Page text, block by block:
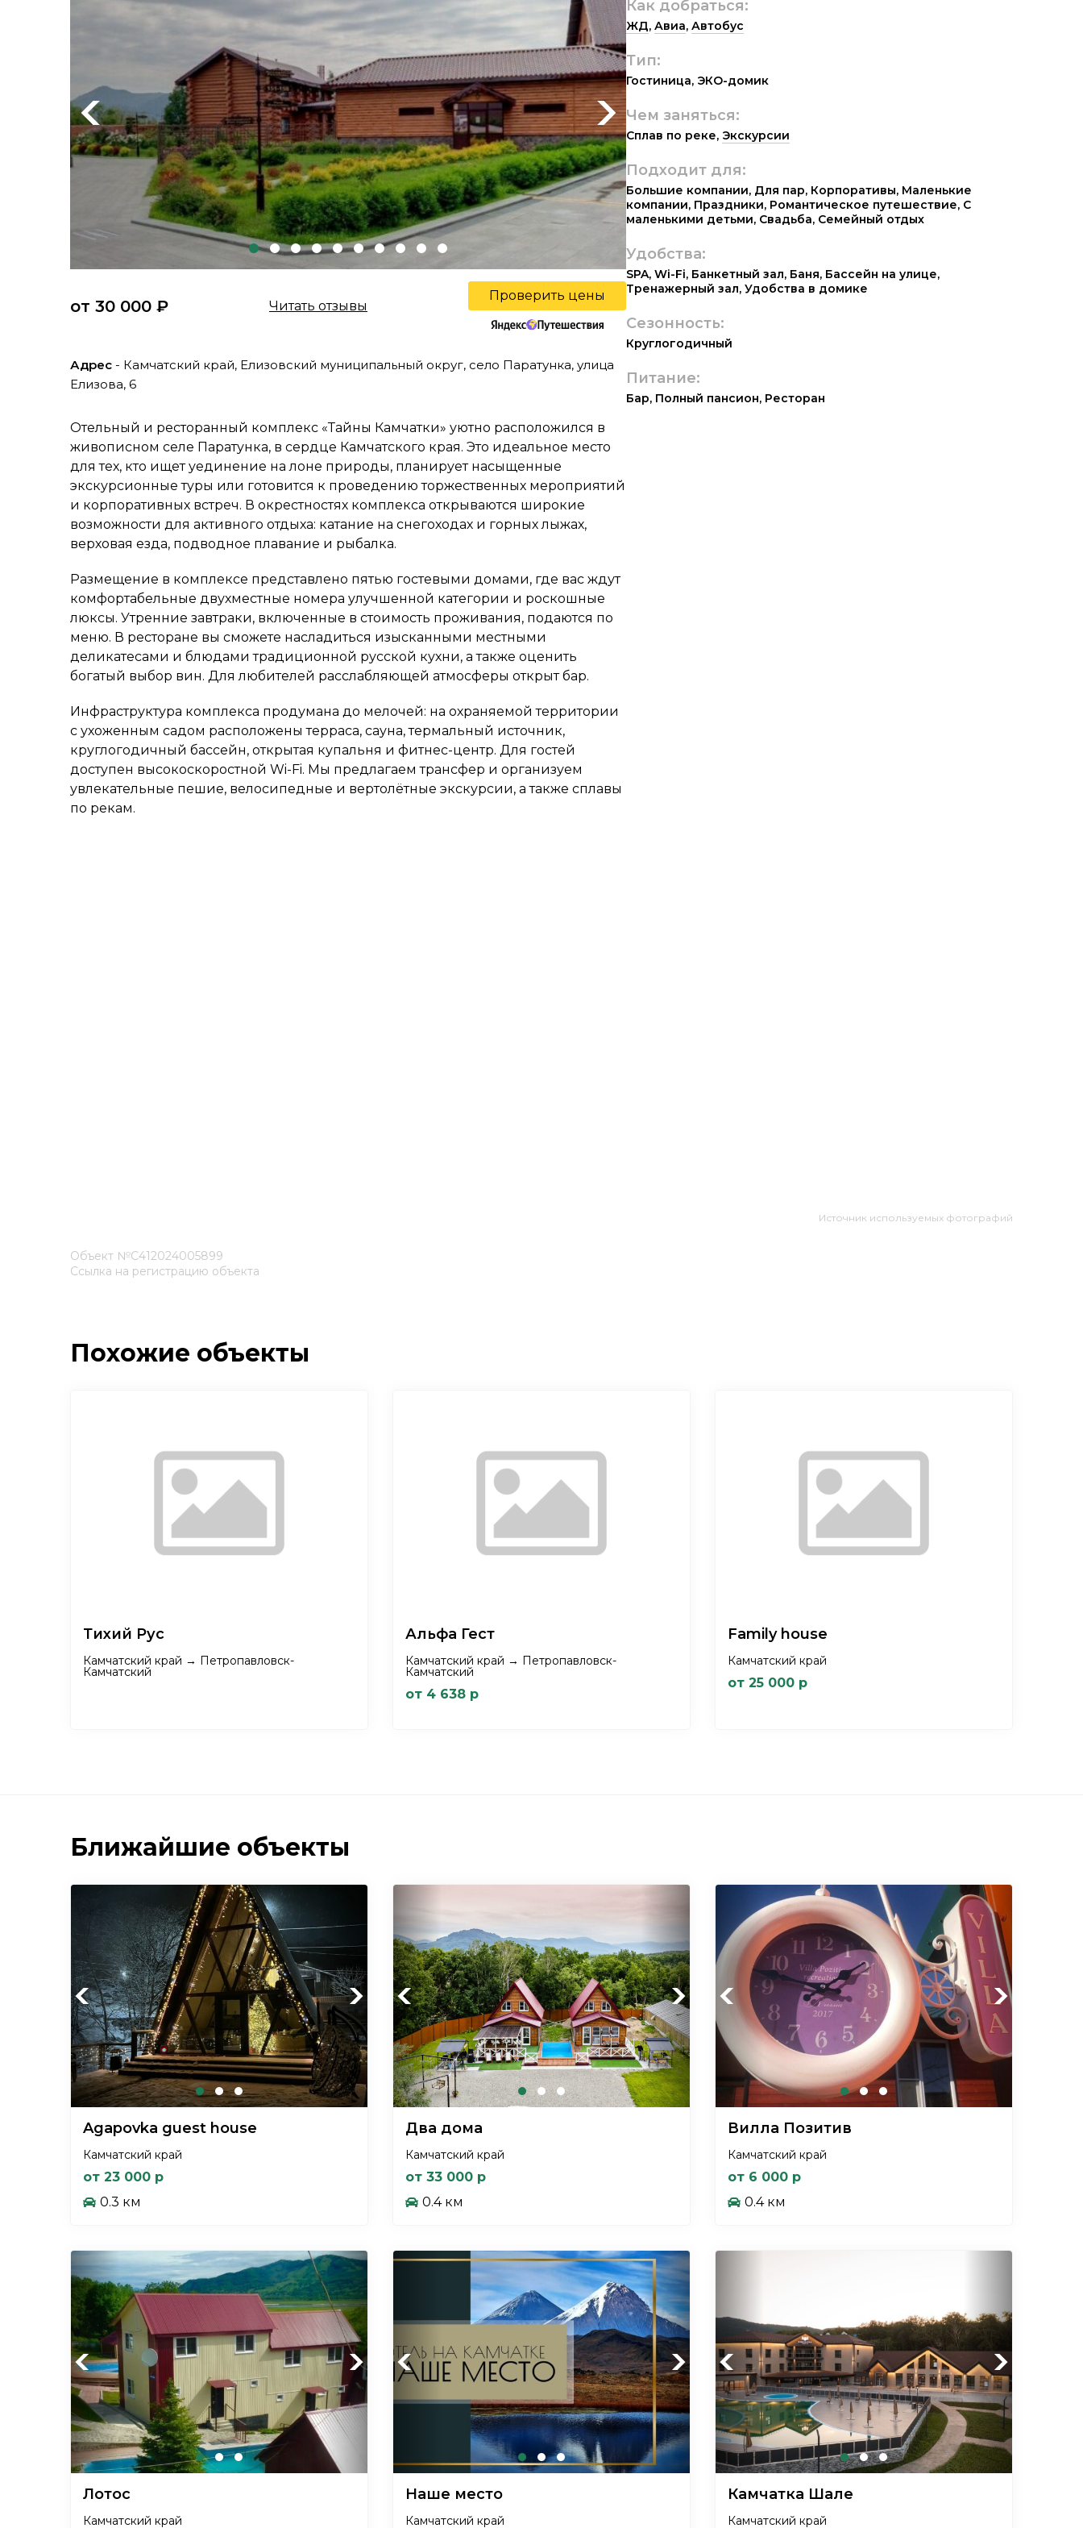
Previous Next
от 30 000 ₽ Читать отзывы
Проверить цены
Адрес - Камчатский край, Елизовский муниципальный округ, село Паратунка, улица
Елизова, 6
Отельный и ресторанный комплекс «Тайны Камчатки» уютно расположился в
живописном селе Паратунка, в сердце Камчатского края. Это идеальное место
для тех, кто ищет уединение на лоне природы, планирует насыщенные
экскурсионные туры или готовится к проведению торжественных мероприятий
и корпоративных встреч. В окрестностях комплекса открываются широкие
возможности для активного отдыха: катание на снегоходах и горных лыжах,
верховая езда, подводное плавание и рыбалка.
Размещение в комплексе представлено пятью гостевыми домами, где вас ждут
комфортабельные двухместные номера улучшенной категории и роскошные
люксы. Утренние завтраки, включенные в стоимость проживания, подаются по
меню. В ресторане вы сможете насладиться изысканными местными
деликатесами и блюдами традиционной русской кухни, а также оценить
богатый выбор вин. Для любителей расслабляющей атмосферы открыт бар.
Инфраструктура комплекса продумана до мелочей: на охраняемой территории
с ухоженным садом расположены терраса, сауна, термальный источник,
круглогодичный бассейн, открытая купальня и фитнес-центр. Для гостей
доступен высокоскоростной Wi-Fi. Мы предлагаем трансфер и организуем
увлекательные пешие, велосипедные и вертолётные экскурсии, а также сплавы
по рекам.
Как добраться:
ЖД, Авиа, Автобус
Тип:
Гостиница, ЭКО-домик
Чем заняться:
Сплав по реке, Экскурсии
Подходит для:
Большие компании, Для пар, Корпоративы, Маленькие
компании, Праздники, Романтическое путешествие, С
маленькими детьми, Свадьба, Семейный отдых
Удобства:
SPA, Wi-Fi, Банкетный зал, Баня, Бассейн на улице,
Тренажерный зал, Удобства в домике
Сезонность:
Круглогодичный
Питание:
Бар, Полный пансион, Ресторан
Источник используемых фотографий
Объект №С412024005899
Ссылка на регистрацию объекта
Похожие объекты
Тихий Рус
Камчатский край → Петропавловск-
Камчатский
Альфа Гест
Камчатский край → Петропавловск-
Камчатский
от 4 638 р
Family house
Камчатский край
от 25 000 р
Ближайшие объекты
Previous Next
Agapovka guest house
Камчатский край
от 23 000 р
0.3 км
Previous Next
Два дома
Камчатский край
от 33 000 р
0.4 км
Previous Next
Вилла Позитив
Камчатский край
от 6 000 р
0.4 км
Previous Next
Лотос
Камчатский край
Previous Next
Наше место
Камчатский край
Previous Next
Камчатка Шале
Камчатский край